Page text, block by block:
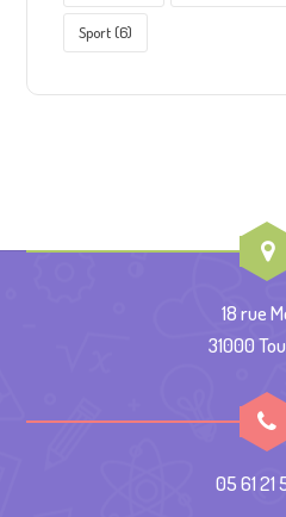
Sport(6)
18 rue
31000
05 61 21